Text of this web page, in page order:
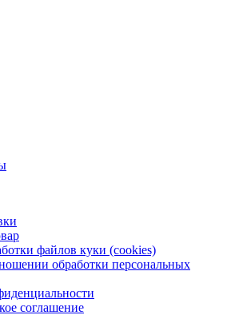
файлов куки (cookies)
обработки персональных
соглашение